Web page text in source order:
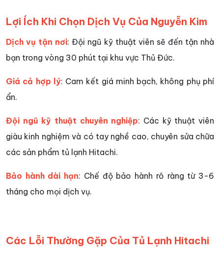
Lợi Ích Khi Chọn Dịch Vụ Của Nguyễn Kim
Dịch vụ tận nơi: Đội ngũ kỹ thuật viên sẽ đến tận nhà
bạn trong vòng 30 phút tại khu vực Thủ Đức.
Giá cả hợp lý: Cam kết giá minh bạch, không phụ phí
ẩn.
Đội ngũ kỹ thuật chuyên nghiệp: Các kỹ thuật viên
giàu kinh nghiệm và có tay nghề cao, chuyên sửa chữa
các sản phẩm tủ lạnh Hitachi.
Bảo hành dài hạn: Chế độ bảo hành rõ ràng từ 3-6
tháng cho mọi dịch vụ.
Các Lỗi Thường Gặp Của Tủ Lạnh Hitachi